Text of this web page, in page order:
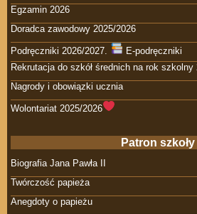
Egzamin 2026
Doradca zawodowy 2025/2026
Podręczniki 2026/2027.
E-podręczniki
Rekrutacja do szkół średnich na rok szkolny
Nagrody i obowiązki ucznia
Wolontariat 2025/2026
Patron szkoły
Biografia Jana Pawła II
Twórczość papieża
Anegdoty o papieżu